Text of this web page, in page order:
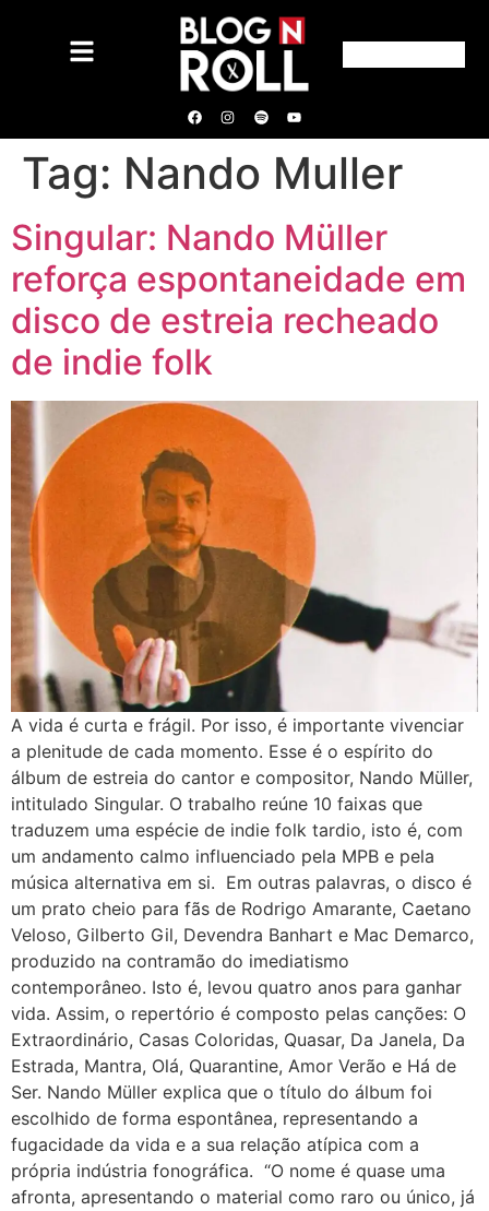
Tag: Nando Muller
Singular: Nando Müller
reforça espontaneidade em
disco de estreia recheado
de indie folk
A vida é curta e frágil. Por isso, é importante vivenciar
a plenitude de cada momento. Esse é o espírito do
álbum de estreia do cantor e compositor, Nando Müller,
intitulado Singular. O trabalho reúne 10 faixas que
traduzem uma espécie de indie folk tardio, isto é, com
um andamento calmo influenciado pela MPB e pela
música alternativa em si. Em outras palavras, o disco é
um prato cheio para fãs de Rodrigo Amarante, Caetano
Veloso, Gilberto Gil, Devendra Banhart e Mac Demarco,
produzido na contramão do imediatismo
contemporâneo. Isto é, levou quatro anos para ganhar
vida. Assim, o repertório é composto pelas canções: O
Extraordinário, Casas Coloridas, Quasar, Da Janela, Da
Estrada, Mantra, Olá, Quarantine, Amor Verão e Há de
Ser. Nando Müller explica que o título do álbum foi
escolhido de forma espontânea, representando a
fugacidade da vida e a sua relação atípica com a
própria indústria fonográfica. “O nome é quase uma
afronta, apresentando o material como raro ou único, já